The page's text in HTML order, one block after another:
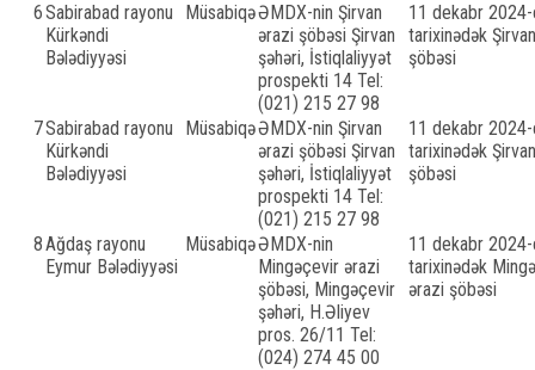
6Sabirabad rayonu
Kürkəndi
Bələdiyyəsi
MüsabiqəƏMDX-nin Şirvan
ərazi şöbəsi Şirvan
şəhəri, İstiqlaliyyət
prospekti 14 Tel:
(021) 215 27 98
11 dekabr
tarixinədək
şöbəsi
7Sabirabad rayonu
Kürkəndi
Bələdiyyəsi
MüsabiqəƏMDX-nin Şirvan
ərazi şöbəsi Şirvan
şəhəri, İstiqlaliyyət
prospekti 14 Tel:
(021) 215 27 98
11 dekabr
tarixinədək
şöbəsi
8Ağdaş rayonu
Eymur Bələdiyyəsi
MüsabiqəƏMDX-nin
Mingəçevir ərazi
şöbəsi, Mingəçevir
şəhəri, H.Əliyev
pros. 26/11 Tel:
(024) 274 45 00
11 dekabr
tarixinədək
ərazi şöbəsi